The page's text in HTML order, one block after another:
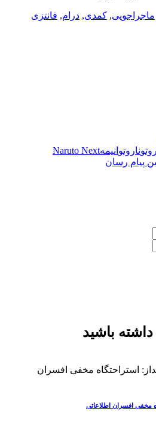
ماجراجویی, کمدی, درام, فانتزی
ناروتو انیمهNaruto Next
پیام رسان
باشید
مخفی افسران اطلاعاتی